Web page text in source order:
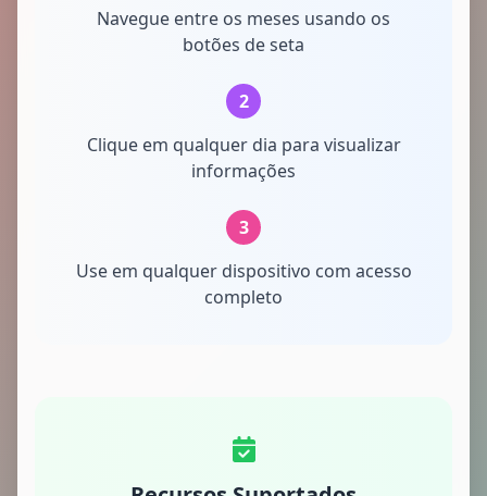
Navegue entre os meses usando os
botões de seta
2
Clique em qualquer dia para visualizar
informações
3
Use em qualquer dispositivo com acesso
completo